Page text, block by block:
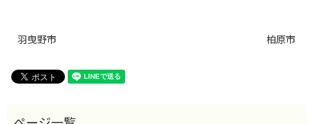
羽曳野市 柏原市